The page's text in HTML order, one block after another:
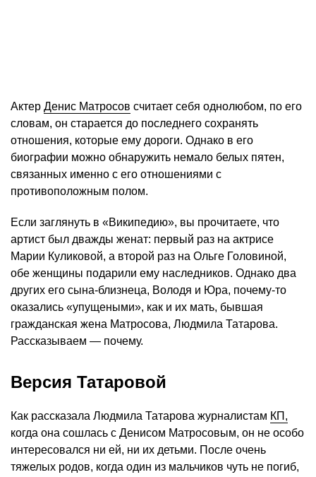
Актер Денис Матросов считает себя однолюбом, по его
словам, он старается до последнего сохранять
отношения, которые ему дороги. Однако в его
биографии можно обнаружить немало белых пятен,
связанных именно с его отношениями с
противоположным полом.
Если заглянуть в «Википедию», вы прочитаете, что
артист был дважды женат: первый раз на актрисе
Марии Куликовой, а второй раз на Ольге Головиной,
обе женщины подарили ему наследников. Однако два
других его сына-близнеца, Володя и Юра, почему-то
оказались «упущеными», как и их мать, бывшая
гражданская жена Матросова, Людмила Татарова.
Рассказываем — почему.
Версия Татаровой
Как рассказала Людмила Татарова журналистам КП,
когда она сошлась с Денисом Матросовым, он не особо
интересовался ни ей, ни их детьми. После очень
тяжелых родов, когда один из мальчиков чуть не погиб,